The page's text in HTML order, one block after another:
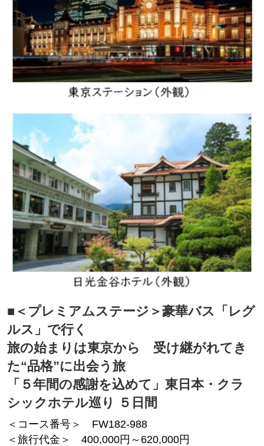
■＜プレミアムステージ＞豪華バス「レグ
ルス」で行く
旅の始まりは東京から 受け継がれてき
た“品格”に出会う旅
「５年間の感謝を込めて」東日本・クラ
シックホテル巡り ５日間
＜コース番号＞ FW182-988
＜旅行代金＞ 400,000円～620,000円